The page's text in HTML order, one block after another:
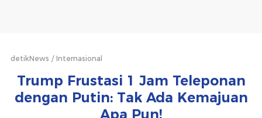
detikNews Internasional
Trump Frustasi 1 Jam Teleponan
dengan Putin: Tak Ada Kemajuan
Apa Pun!